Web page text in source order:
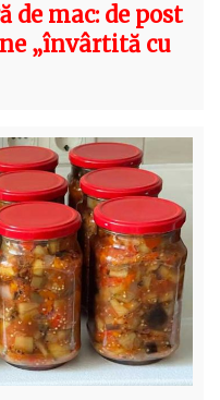
de mac: de post
„învârtită cu